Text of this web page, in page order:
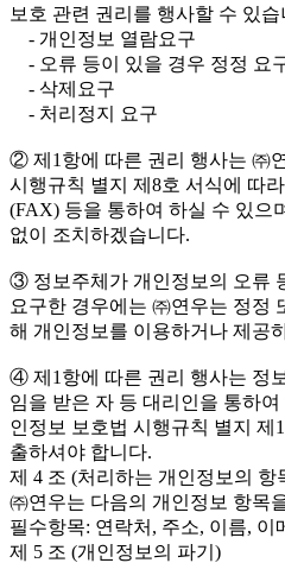
보호 관련 권리를 행사할 수 있습
- 개인정보 열람요구
- 오류 등이 있을 경우 정정 요
- 삭제요구
- 처리정지 요구
② 제1항에 따른 권리 행사는 ㈜
시행규칙 별지 제8호 서식에 따
(FAX) 등을 통하여 하실 수 있으
없이 조치하겠습니다.
③ 정보주체가 개인정보의 오류
요구한 경우에는 ㈜연우는 정정
해 개인정보를 이용하거나 제공
④ 제1항에 따른 권리 행사는 정
임을 받은 자 등 대리인을 통하
인정보 보호법 시행규칙 별지 제
출하셔야 합니다.
제 4 조 (처리하는 개인정보의 항
㈜연우는 다음의 개인정보 항목
필수항목: 연락처, 주소, 이름, 이
제 5 조 (개인정보의 파기)